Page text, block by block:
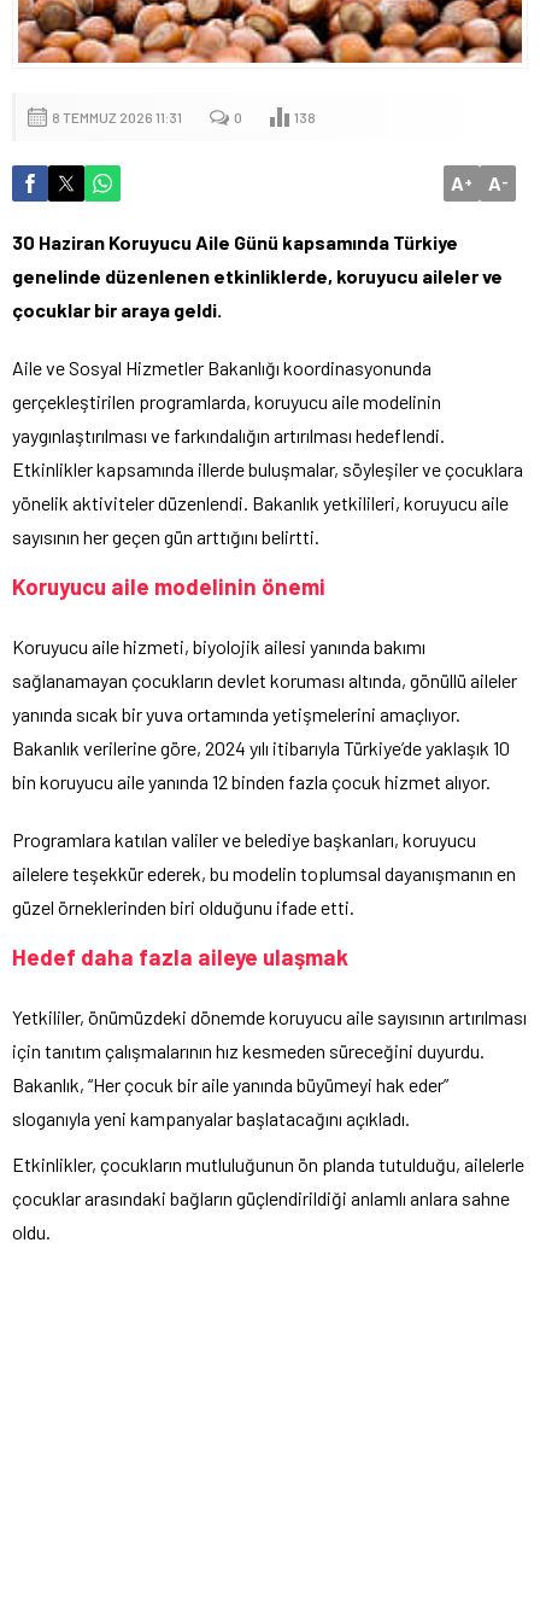
8 TEMMUZ 2026 11:31 0 138
A+ A-
30 Haziran Koruyucu Aile Günü kapsamında Türkiye
genelinde düzenlenen etkinliklerde, koruyucu aileler ve
çocuklar bir araya geldi.
Aile ve Sosyal Hizmetler Bakanlığı koordinasyonunda
gerçekleştirilen programlarda, koruyucu aile modelinin
yaygınlaştırılması ve farkındalığın artırılması hedeflendi.
Etkinlikler kapsamında illerde buluşmalar, söyleşiler ve çocuklara
yönelik aktiviteler düzenlendi. Bakanlık yetkilileri, koruyucu aile
sayısının her geçen gün arttığını belirtti.
Koruyucu aile modelinin önemi
Koruyucu aile hizmeti, biyolojik ailesi yanında bakımı
sağlanamayan çocukların devlet koruması altında, gönüllü aileler
yanında sıcak bir yuva ortamında yetişmelerini amaçlıyor.
Bakanlık verilerine göre, 2024 yılı itibarıyla Türkiye’de yaklaşık 10
bin koruyucu aile yanında 12 binden fazla çocuk hizmet alıyor.
Programlara katılan valiler ve belediye başkanları, koruyucu
ailelere teşekkür ederek, bu modelin toplumsal dayanışmanın en
güzel örneklerinden biri olduğunu ifade etti.
Hedef daha fazla aileye ulaşmak
Yetkililer, önümüzdeki dönemde koruyucu aile sayısının artırılması
için tanıtım çalışmalarının hız kesmeden süreceğini duyurdu.
Bakanlık, “Her çocuk bir aile yanında büyümeyi hak eder”
sloganıyla yeni kampanyalar başlatacağını açıkladı.
Etkinlikler, çocukların mutluluğunun ön planda tutulduğu, ailelerle
çocuklar arasındaki bağların güçlendirildiği anlamlı anlara sahne
oldu.